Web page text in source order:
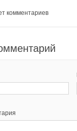
комментариев